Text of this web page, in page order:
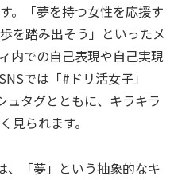
。「夢を持つ女性を応援す
を踏み出そう」といったメ
内での自己表現や自己実現
では「#ドリ活女子」
ュタグとともに、キラキラ
見られます。
、「夢」という抽象的なキ